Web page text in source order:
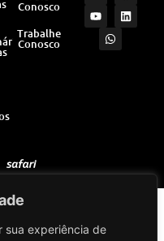
sua experiência de
Conosco
Trabalhe
Conosco
s
t
a
c
e
u
t
u
n
k
a
s
a